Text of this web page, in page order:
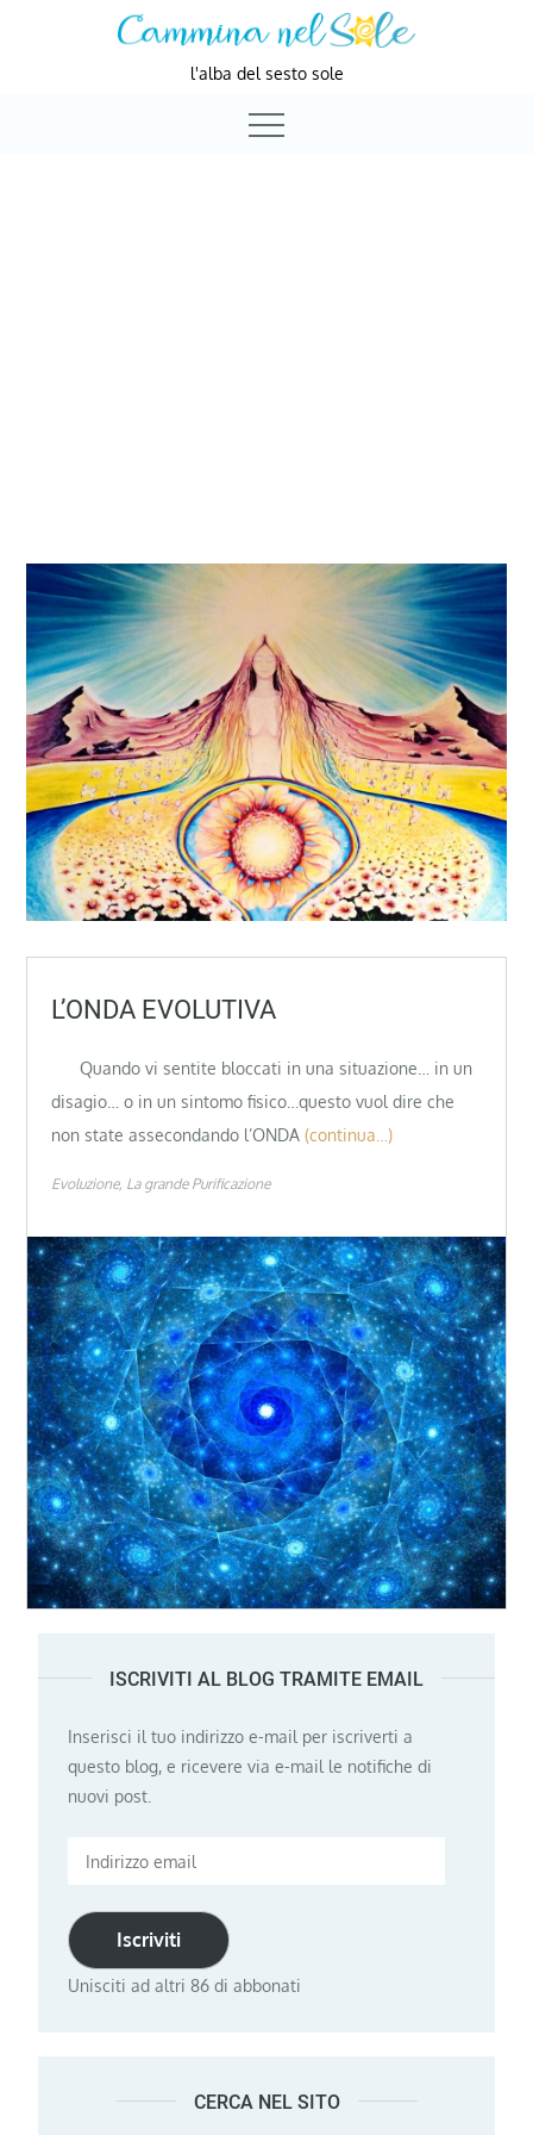
l'alba del sesto sole
L’ONDA EVOLUTIVA
Quando vi sentite bloccati in una situazione… in un
disagio… o in un sintomo fisico…questo vuol dire che
non state assecondando l’ONDA (continua…)
Evoluzione La grande Purificazione
ISCRIVITI AL BLOG TRAMITE EMAIL
Inserisci il tuo indirizzo e-mail per iscriverti a
questo blog, e ricevere via e-mail le notifiche di
nuovi post.
Indirizzo
Iscriviti
Unisciti ad altri 86 di abbonati
CERCA NEL SITO